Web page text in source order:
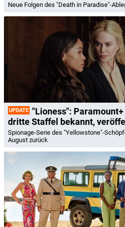
Neue Folgen des "Death in Paradise"-
UPDATE "Lioness":
dritte Staffel bekannt,
Spionage-Serie des "Yellowstone"-
August zurück